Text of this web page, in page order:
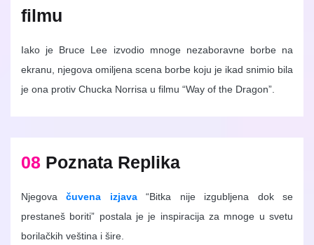
filmu
Iako je Bruce Lee izvodio mnoge nezaboravne borbe na
ekranu, njegova omiljena scena borbe koju je ikad snimio bila
je ona protiv Chucka Norrisa u filmu “Way of the Dragon”.
08 Poznata Replika
Njegovačuvena izjava“Bitka nije izgubljena dok se
prestaneš boriti” postala je je inspiracija za mnoge u svetu
borilačkih veština i šire.